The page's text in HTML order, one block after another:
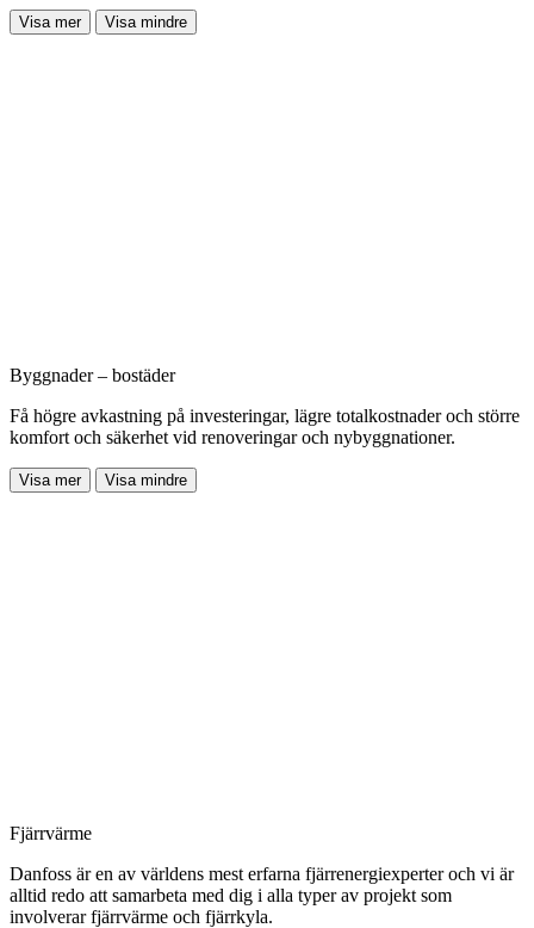
Visa mer Visa mindre
Byggnader – bostäder
Få högre avkastning på investeringar, lägre totalkostnader och större
komfort och säkerhet vid renoveringar och nybyggnationer.
Visa mer Visa mindre
Fjärrvärme
Danfoss är en av världens mest erfarna fjärrenergiexperter och vi är
alltid redo att samarbeta med dig i alla typer av projekt som
involverar fjärrvärme och fjärrkyla.